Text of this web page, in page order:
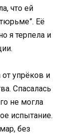
что ей
Её
я терпела и
упрёков и
Спасалась
не могла
испытание.
без